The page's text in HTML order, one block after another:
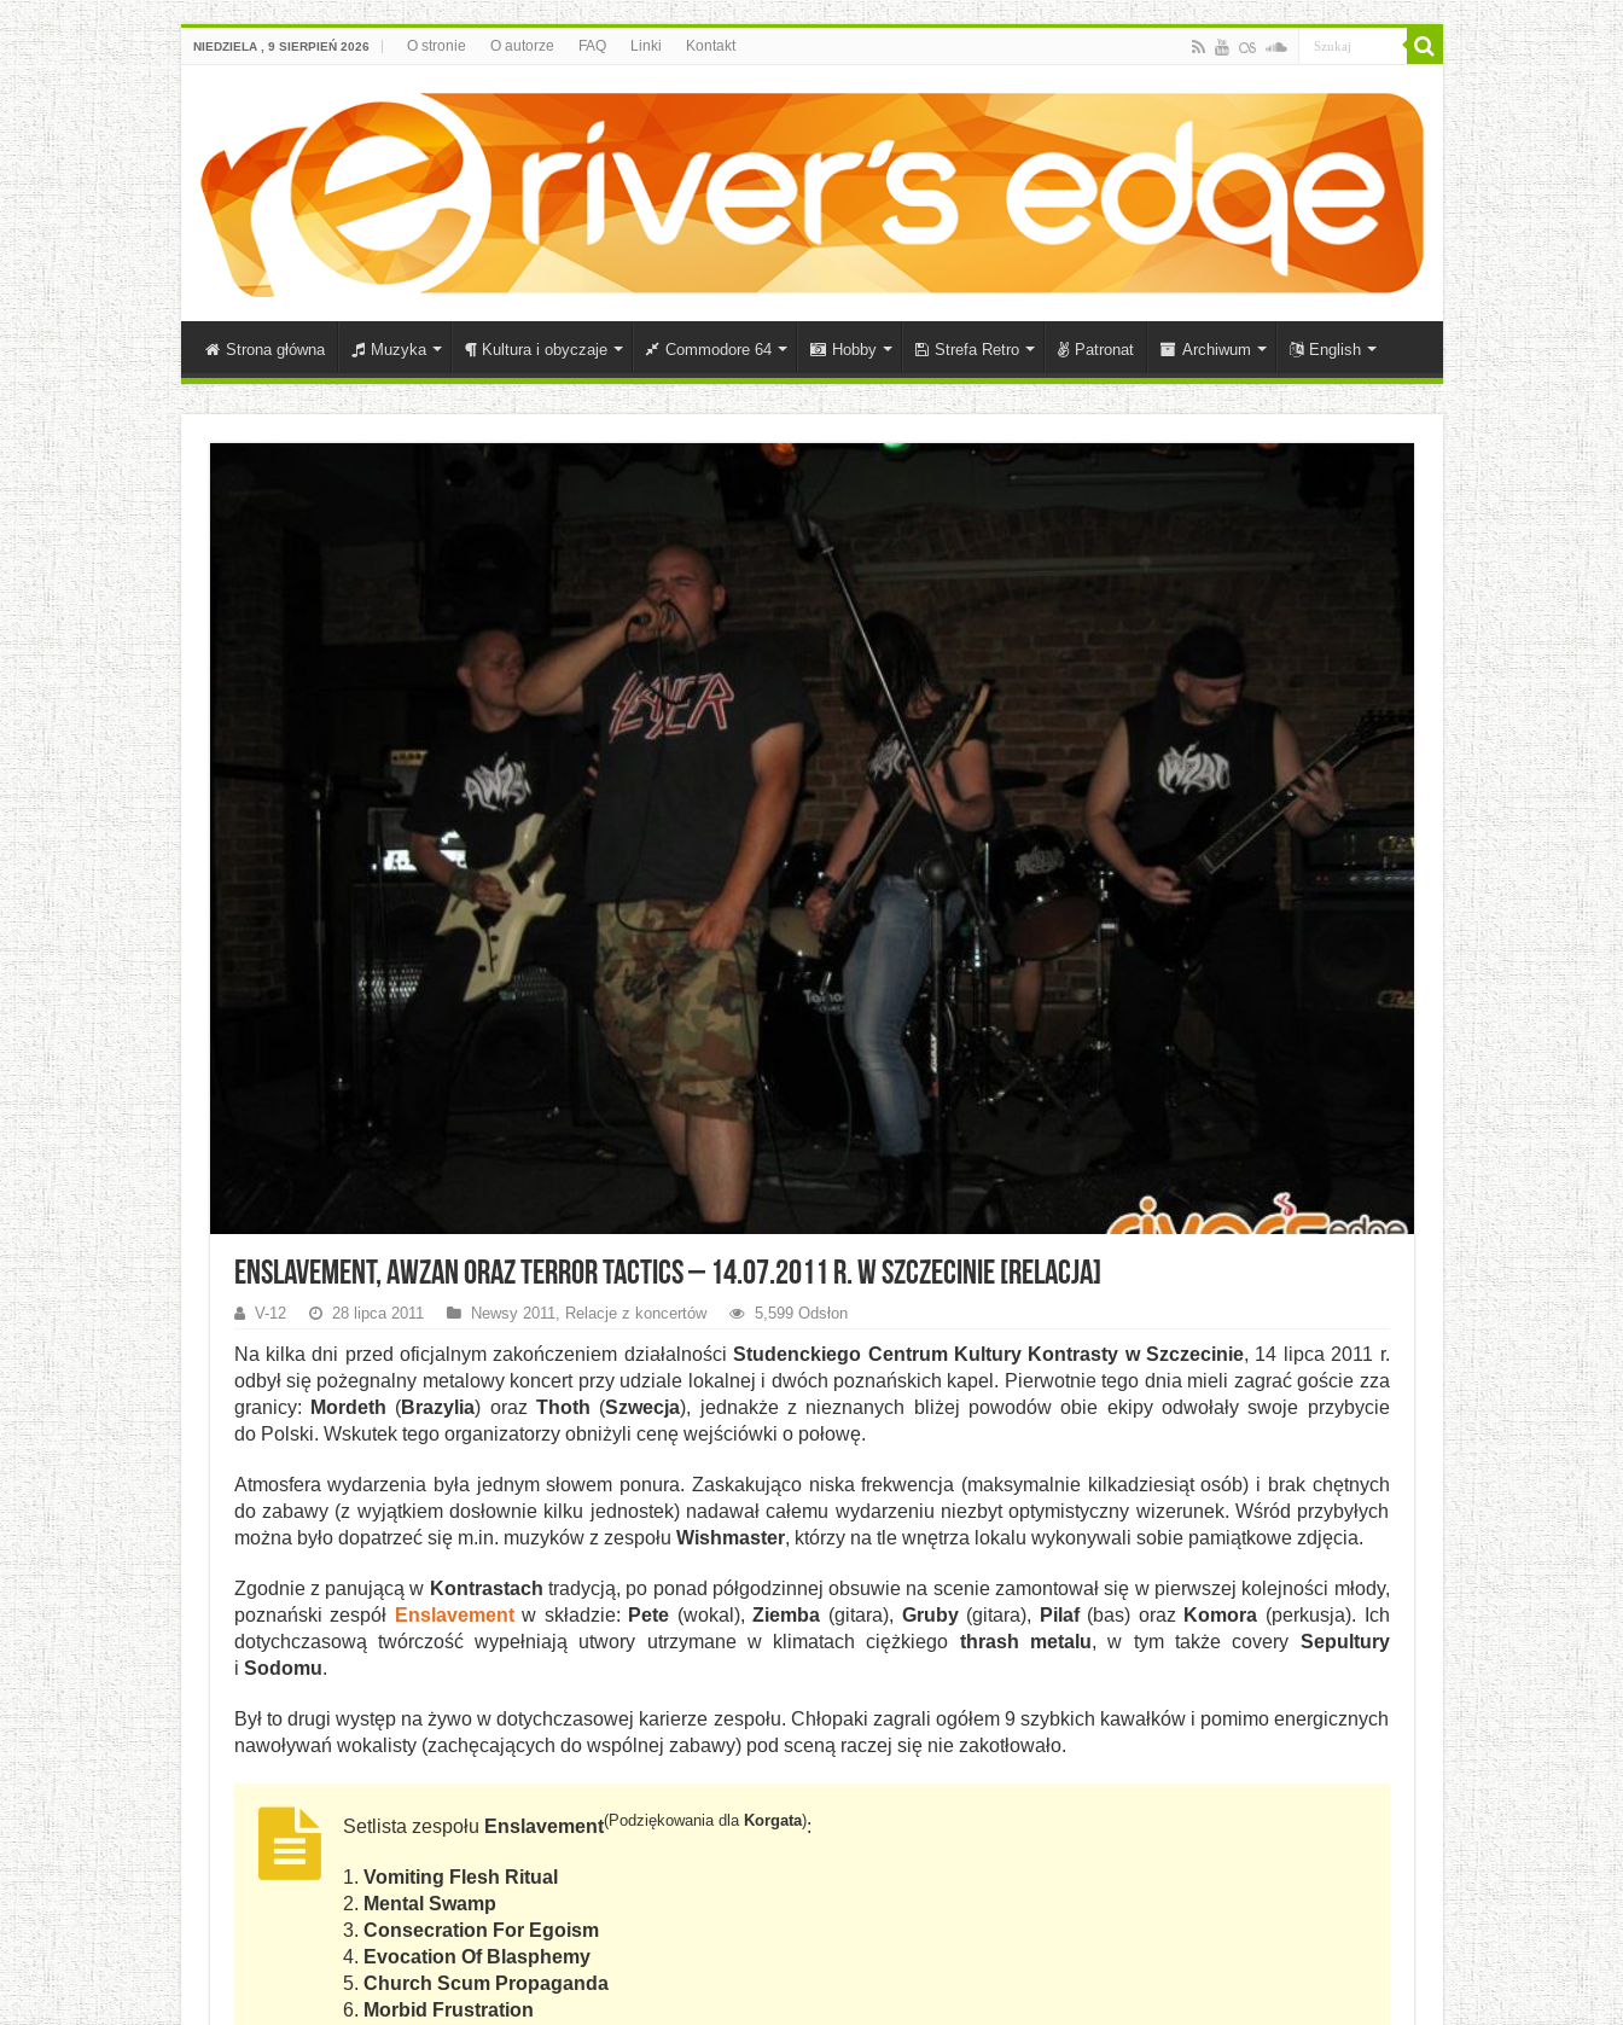
NIEDZIELA , 9 SIERPIEŃ 2026 O stronie O autorze FAQ Linki Kontakt
Strona główna Muzyka Kultura i obyczaje Commodore 64 Hobby Strefa Retro Patronat Archiwum English
Enslavement, Awzan oraz Terror Tactics – 14.07.2011 r. w Szczecinie [relacja]
V-12 28 lipca 2011 Newsy 2011 Relacje z koncertów 5,599 Odsłon
Na kilka dni przed oficjalnym zakończeniem działalnościStudenckiego Centrum Kultury Kontrasty w Szczecinie, 14 lipca 2011 r.
odbył się pożegnalny metalowy koncert przy udziale lokalnej i dwóch poznańskich kapel. Pierwotnie tego dnia mieli zagrać goście zza
granicy:
Mordeth (Brazylia) oraz Thoth (Szwecja), jednakże z nieznanych bliżej powodów obie ekipy odwołały swoje przybycie
do Polski. Wskutek tego organizatorzy obniżyli cenę wejściówki o połowę.
Atmosfera wydarzenia była jednym słowem ponura. Zaskakująco niska frekwencja (maksymalnie kilkadziesiąt osób) i brak chętnych
do zabawy (z wyjątkiem dosłownie kilku jednostek) nadawał całemu wydarzeniu niezbyt optymistyczny wizerunek. Wśród przybyłych
można było dopatrzeć się m.in. muzyków z zespołu Wishmaster, którzy na tle wnętrza lokalu wykonywali sobie pamiątkowe zdjęcia.
Zgodnie z panującą w Kontrastach tradycją, po ponad półgodzinnej obsuwie na scenie zamontował się w pierwszej kolejności młody,
poznański zespół Enslavementw składzie: Pete (wokal),Ziemba (gitara), Gruby(gitara), Pilaf(bas) oraz Komora (perkusja). Ich
dotychczasową twórczość wypełniają utwory utrzymane w klimatach ciężkiego thrash metalu, w tym także covery Sepultury
i Sodomu.
Był to drugi występ na żywo w dotychczasowej karierze zespołu. Chłopaki zagrali ogółem 9 szybkich kawałków i pomimo energicznych
nawoływań wokalisty (zachęcających do wspólnej zabawy) pod sceną raczej się nie zakotłowało.
Setlista zespołu Enslavement(Podziękowania dla Korgata):
1. Vomiting Flesh Ritual
2. Mental Swamp
3. Consecration For Egoism
4. Evocation Of Blasphemy
5. Church Scum Propaganda
6. Morbid Frustration